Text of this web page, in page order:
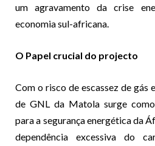
um agravamento da crise
economia sul-africana.
O Papel crucial do projecto
Com o risco de escassez de gás
de GNL da Matola surge
para a segurança energética da
dependência excessiva do